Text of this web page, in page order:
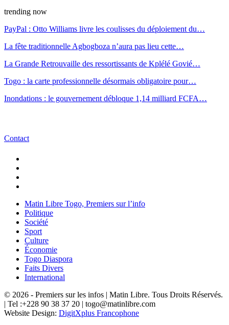
trending now
PayPal : Otto Williams livre les coulisses du déploiement du…
La fête traditionnelle Agbogboza n’aura pas lieu cette…
La Grande Retrouvaille des ressortissants de Kplélé Govié…
Togo : la carte professionnelle désormais obligatoire pour…
Inondations : le gouvernement débloque 1,14 milliard FCFA…
Contact
Matin Libre Togo, Premiers sur l’info
Politique
Société
Sport
Culture
Économie
Togo Diaspora
Faits Divers
International
© 2026 - Premiers sur les infos | Matin Libre. Tous Droits Réservés.
| Tel :+228 90 38 37 20 | togo@matinlibre.com
Website Design: DigitXplus Francophone